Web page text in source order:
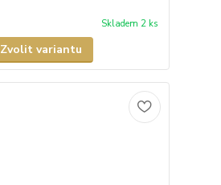
Skladem 2 ks
Zvolit variantu